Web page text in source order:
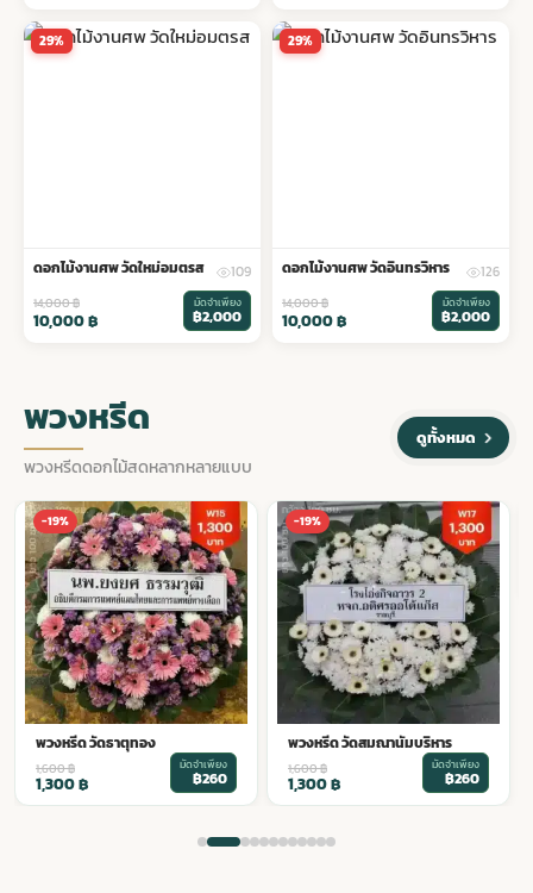
29%
ดอกไม้งานศพ วัดใหม่อมตรส 109
14,000฿
10,000฿
มัดจำเพียง
฿2,000
29%
ดอกไม้งานศพ วัดอินทรวิหาร 126
14,000฿
10,000฿
มัดจำเพียง
฿2,000
พวงหรีด
พวงหรีดดอกไม้สดหลากหลายแบบ
ดูทั้งหมด
-19%
พวงหรีด วัดสมณานัมบริหาร
1,600฿
1,300฿
มัดจำเพียง
฿260
-19%
พวงหรีด วัดเบญจมบพิตรดุสิต
วนารามราชวรวิหาร
1,600 ฿
1,300฿
มัดจำเพียง
฿260